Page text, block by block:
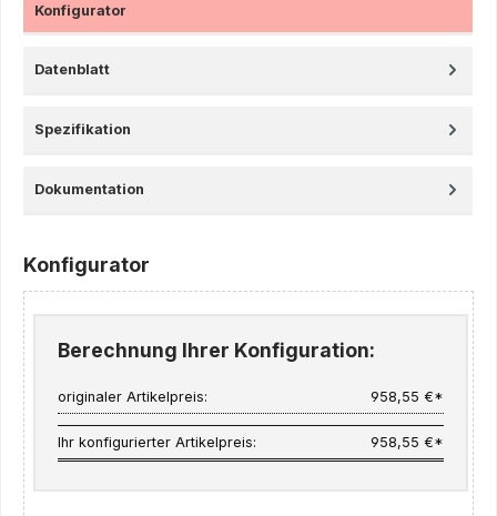
Konfigurator
Datenblatt
Spezifikation
Dokumentation
Konfigurator
Berechnung Ihrer Konfiguration:
originaler Artikelpreis: 958,55 €*
Ihr konfigurierter Artikelpreis: 958,55 €*